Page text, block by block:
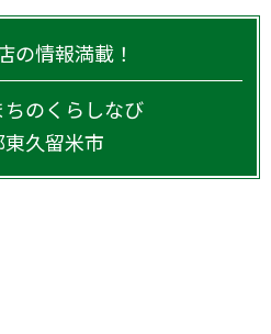
の情報満載！
のくらしなび
東久留米市